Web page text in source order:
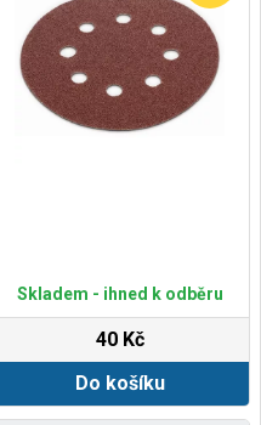
Skladem - ihned k odběru
40 Kč
Do košíku